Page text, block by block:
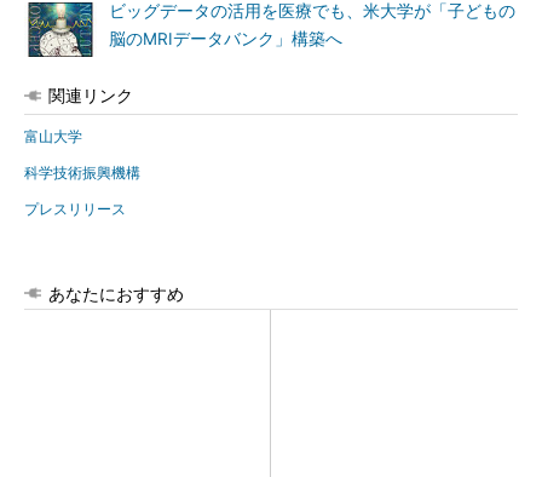
ビッグデータの活用を医療でも、米大学が「子どもの
脳のMRIデータバンク」構築へ
関連リンク
富山大学
科学技術振興機構
プレスリリース
あなたにおすすめ